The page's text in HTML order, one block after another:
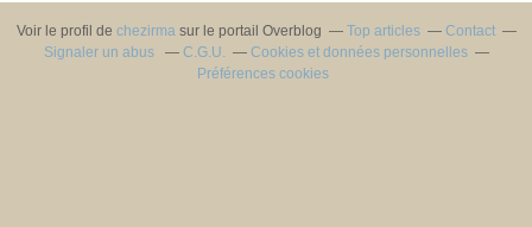
Voir le profil de chezirma sur le portail Overblog Top articles
Contact
Signaler un abus
C.G.U.
Cookies et données personnelles
Préférences cookies